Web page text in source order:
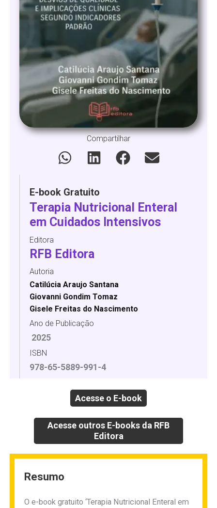
Compartilhar
E-book Gratuito
Terapia Nutricional Enteral
em Cuidados Intensivos
Editora
RFB Editora
Autoria
Catilúcia Araujo Santana
Giovanni Gondim Tomaz
Gisele Freitas do Nascimento
Ano de Publicação
2025
ISBN
978-65-5889-991-4
Acesse o E-book
Acesse outros E-books da RFB
Editora
Resumo
O e-book gratuito ‘Terapia Nutricional Enteral em